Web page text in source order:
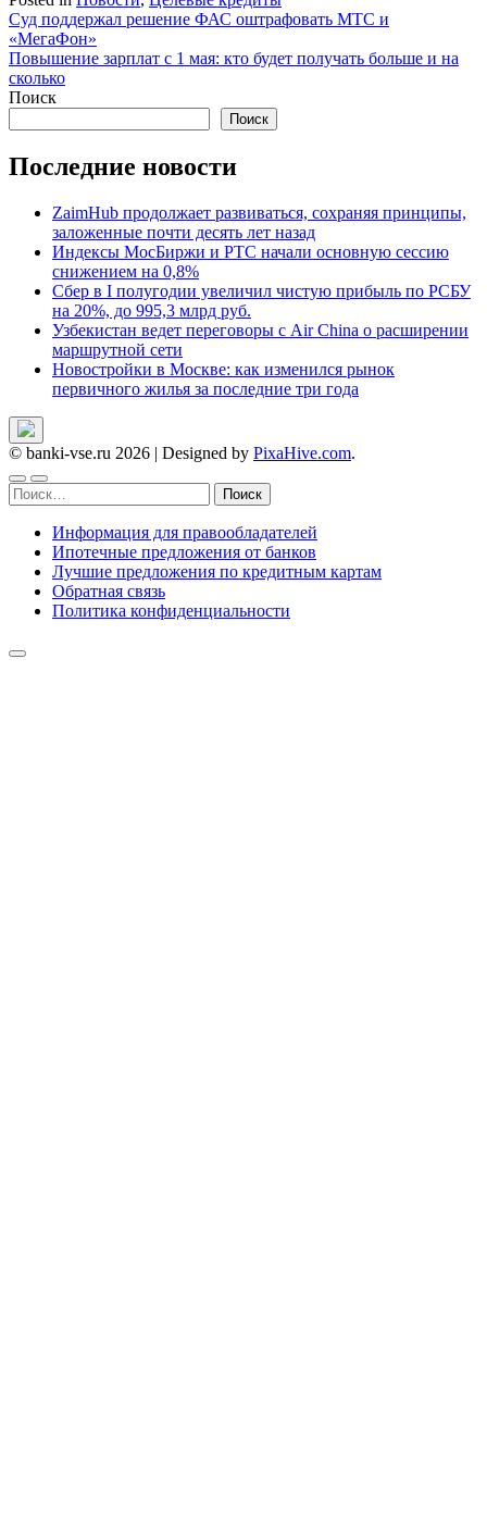
Навигация
по
записям
Суд поддержал решение ФАС оштрафовать МТС и
«МегаФон»
Повышение зарплат с 1 мая: кто будет получать больше и на
сколько
Поиск
Поиск
Последние новости
ZaimHub продолжает развиваться, сохраняя принципы,
заложенные почти десять лет назад
Индексы МосБиржи и РТС начали основную сессию
снижением на 0,8%
Сбер в I полугодии увеличил чистую прибыль по РСБУ
на 20%, до 995,3 млрд руб.
Узбекистан ведет переговоры с Air China о расширении
маршрутной сети
Новостройки в Москве: как изменился рынок
первичного жилья за последние три года
© banki-vse.ru 2026 | Designed by PixaHive.com.
Найти:
Информация для правообладателей
Ипотечные предложения от банков
Лучшие предложения по кредитным картам
Обратная связь
Политика конфиденциальности